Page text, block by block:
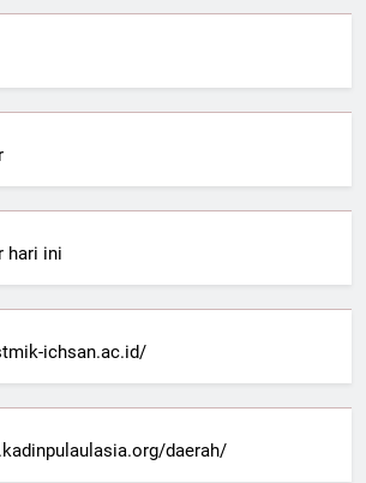
hari ini
ichsan.ac.id/
daerah/